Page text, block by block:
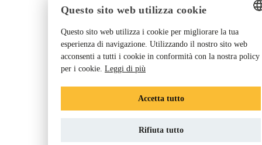
ENGLISH
GERMAN
Questo sito web utilizza cookie
Questo sito web utilizza i cookie per migliorare la tua
esperienza di navigazione. Utilizzando il nostro sito web
acconsenti a tutti i cookie in conformità con la nostra policy
per i cookie. Leggi di più
Accetta tutto
Rifiuta tutto